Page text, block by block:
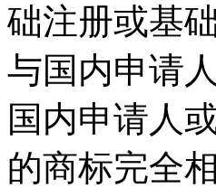
础注册或基
与国内申请
国内申请人
的商标完全